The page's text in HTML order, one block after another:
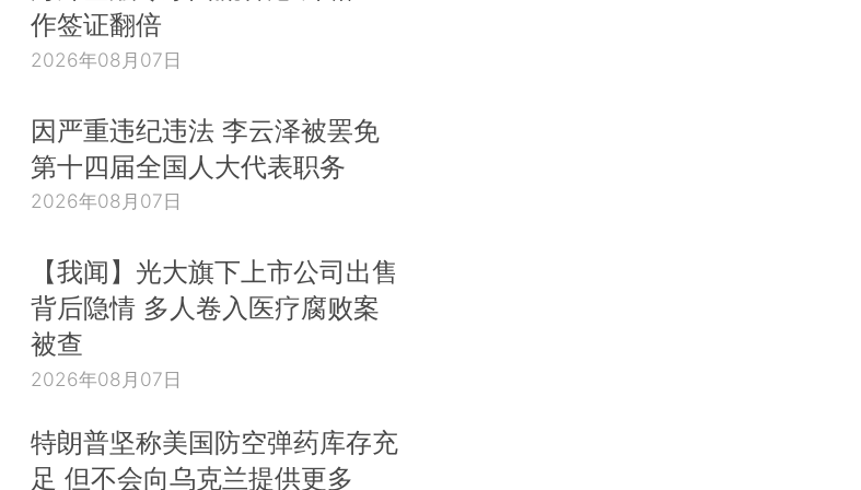
作签证翻倍
2026年08月07日
因严重违纪违法 李云泽被罢免
第十四届全国人大代表职务
2026年08月07日
【我闻】光大旗下上市公司出售
背后隐情 多人卷入医疗腐败案
被查
2026年08月07日
特朗普坚称美国防空弹药库存充
足 但不会向乌克兰提供更多